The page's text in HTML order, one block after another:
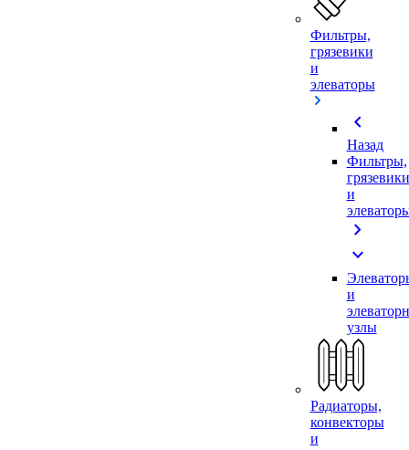
Фильтры,
грязевики
и
элеваторы
chevron_left
Назад
Фильтры,
грязевики
и
chevron_right
expand_more
и
узлы
Радиаторы,
конвекторы
и